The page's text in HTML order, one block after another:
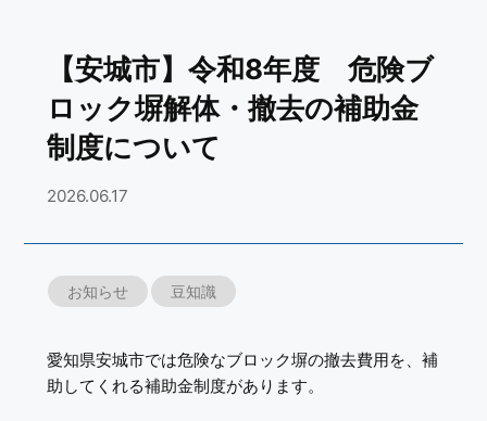
【安城市】令和8年度 危険ブ
ロック塀解体・撤去の補助金
制度について
2026.06.17
お知らせ 豆知識
愛知県安城市では危険なブロック塀の撤去費用を、補
助してくれる補助金制度があります。